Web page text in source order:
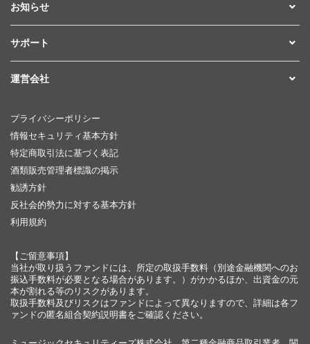
お知らせ
サポート
運営会社
プライバシーポリシー
情報セキュリティ基本方針
特定商取引法に基づく表記
酒類販売管理者標識の掲示
勧誘方針
反社会的勢力に対する基本方針
利用規約
【ご留意事項】
当社が取り扱うファンドには、所定の取扱手数料（別途金融機関へのお
振込手数料が必要となる場合があります。）がかかるほか、出資金の元
本が割れる等のリスクがあります。
取扱手数料及びリスクはファンドによって異なりますので、詳細は各フ
ァンドの匿名組合契約説明書をご確認ください。